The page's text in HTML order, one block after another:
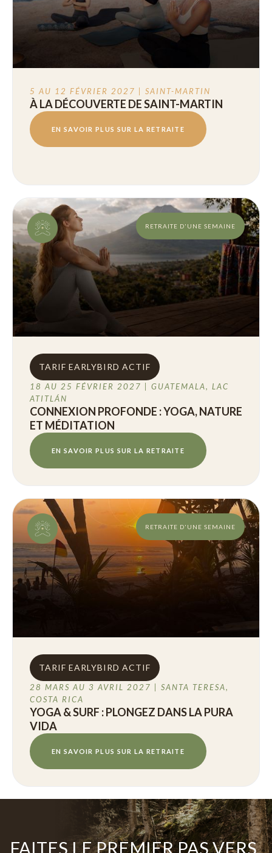
5 AU 12 FÉVRIER 2027 | SAINT-MARTIN
À LA DÉCOUVERTE DE SAINT-MARTIN
EN SAVOIR PLUS SUR LA RETRAITE
RETRAITE D'UNE SEMAINE
TARIF EARLYBIRD ACTIF
18 AU 25 FÉVRIER 2027 | GUATEMALA, LAC
ATITLÁN
CONNEXION PROFONDE : YOGA, NATURE
ET MÉDITATION
EN SAVOIR PLUS SUR LA RETRAITE
RETRAITE D'UNE SEMAINE
TARIF EARLYBIRD ACTIF
28 MARS AU 3 AVRIL 2027 | SANTA TERESA,
COSTA RICA
YOGA & SURF : PLONGEZ DANS LA PURA
VIDA
EN SAVOIR PLUS SUR LA RETRAITE
FAITES LE PREMIER PAS VERS